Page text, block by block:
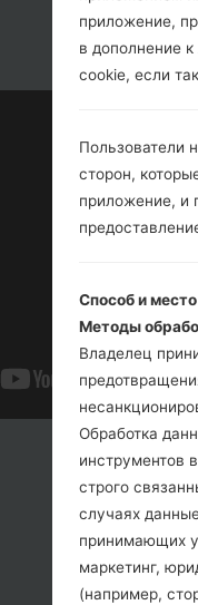
приложение,
в дополнение
cookie, если
Пользователи
сторон,
приложение, и
Способ и
Методы
Владелец
Обработка
инструментов
строго
случаях
принимающих
маркетинг,
(например,